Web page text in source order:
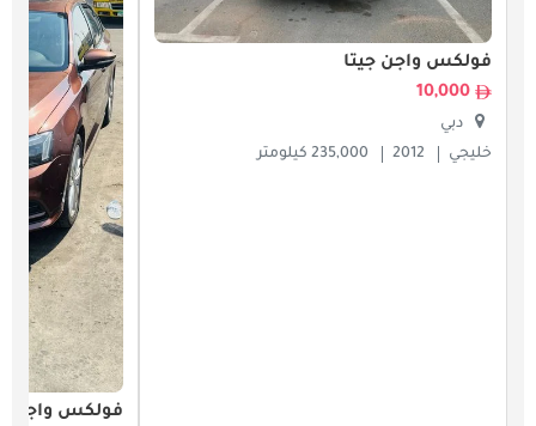
فولكس واجن جيتا
10,000
دبي
خليجي
2012 235,000 كيلومتر
فولكس واجن